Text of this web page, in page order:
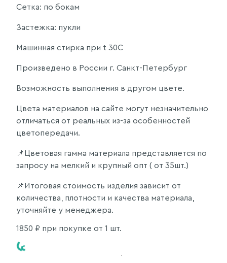
Сетка: по бокам
Застежка: пукли
Машинная стирка при t 30C
Произведено в России г. Санкт-Петербург
Возможность выполнения в другом цвете.
Цвета материалов на сайте могут незначительно
отличаться от реальных из-за особенностей
цветопередачи.
📌Цветовая гамма материала представляется по
запросу на мелкий и крупный опт ( от 35шт.)
📌Итоговая стоимость изделия зависит от
количества, плотности и качества материала,
уточняйте у менеджера.
1850 ₽ при покупке от 1 шт.